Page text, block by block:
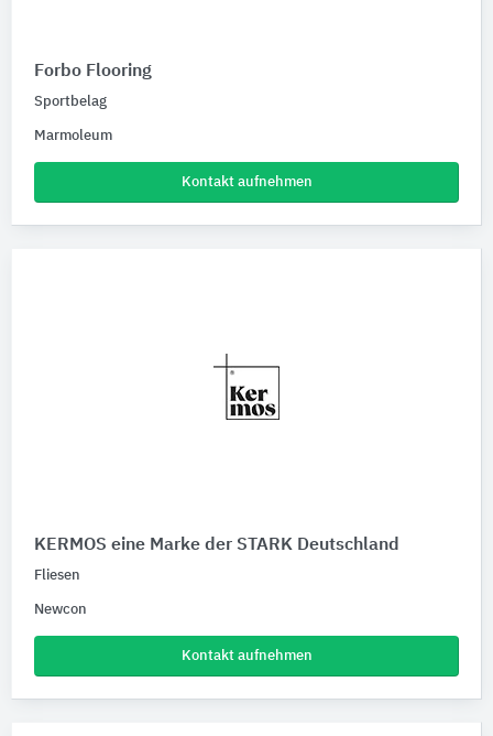
Forbo Flooring
Sportbelag
Marmoleum
Kontakt aufnehmen
KERMOS eine Marke der STARK Deutschland
Fliesen
Newcon
Kontakt aufnehmen